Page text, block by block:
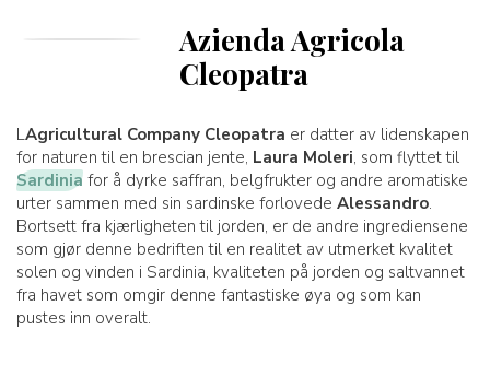
Azienda Agricola
Cleopatra
LAgricultural Company Cleopatra er datter av lidenskapen
for naturen til en brescian jente, Laura Moleri, som flyttet til
Sardinia for å dyrke saffran, belgfrukter og andre aromatiske
urter sammen med sin sardinske forlovede Alessandro.
Bortsett fra kjærligheten til jorden, er de andre ingrediensene
som gjør denne bedriften til en realitet av utmerket kvalitet
solen og vinden i Sardinia, kvaliteten på jorden og saltvannet
fra havet som omgir denne fantastiske øya og som kan
pustes inn overalt.